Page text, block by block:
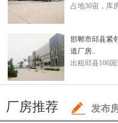
占地30亩，库
邯郸市邱县紧
道厂房..
出租邱县106国
厂房推荐 发布